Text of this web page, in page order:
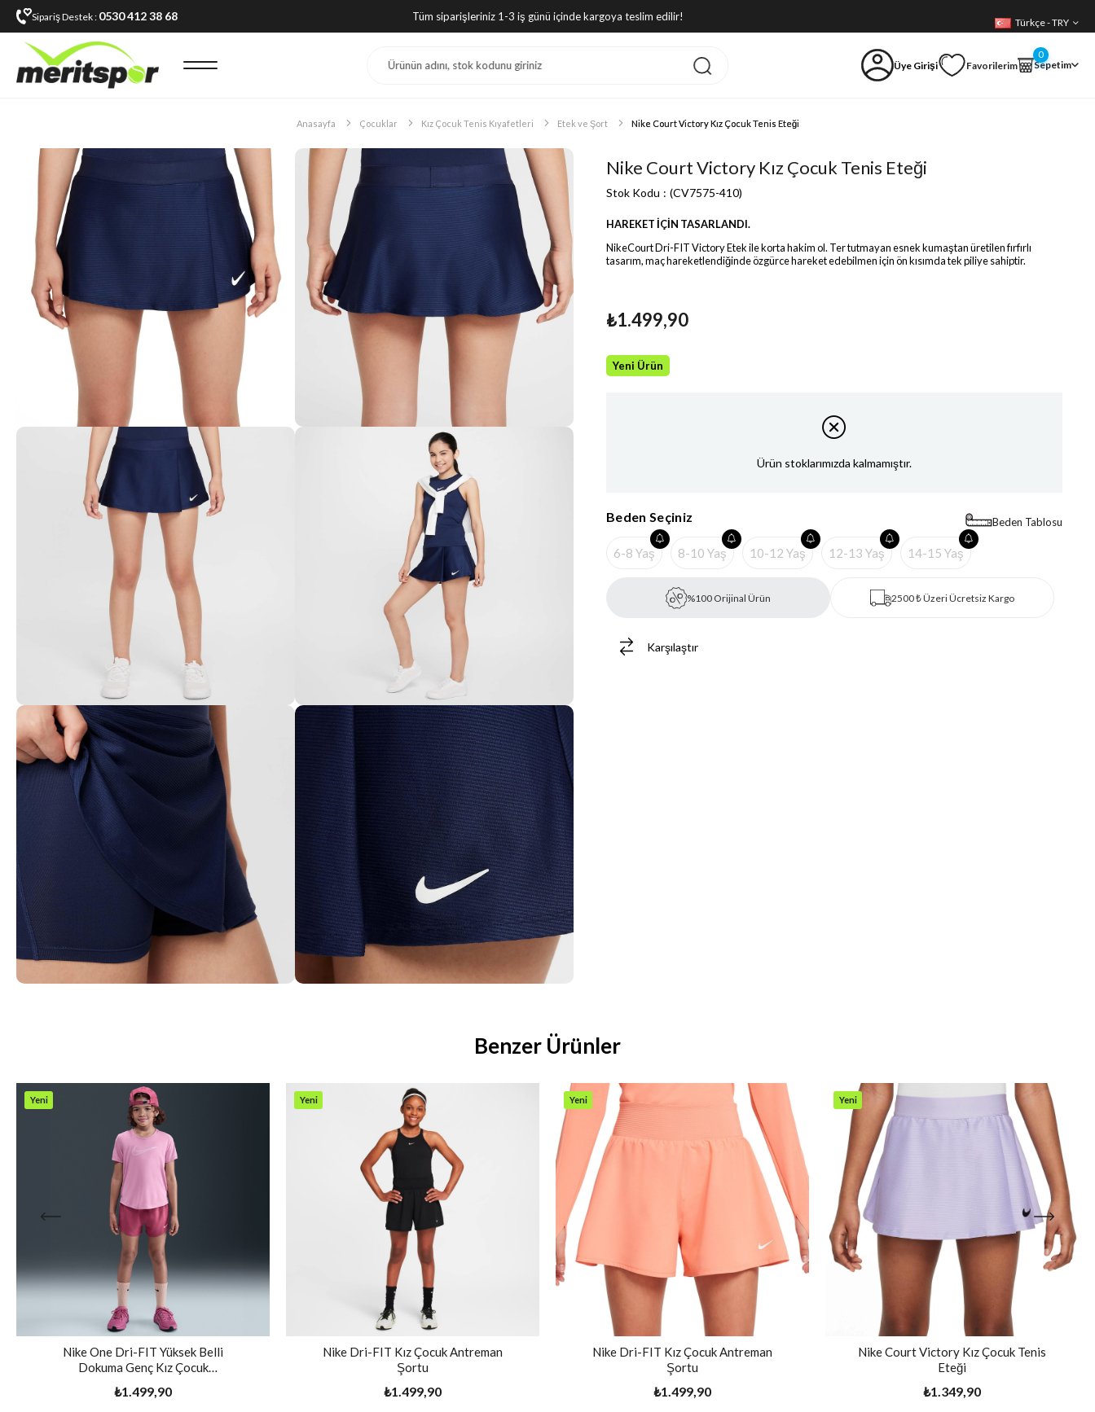
Sipariş Destek : 0530 412 38 68 Tüm siparişleriniz 1-3 iş günü içinde kargoya teslim edilir! Türkçe - TRY
Üye Girişi Favorilerim Sepetim
0
Anasayfa Çocuklar Kız Çocuk Tenis Kıyafetleri Etek ve Şort Nike Court Victory Kız Çocuk Tenis Eteği
Nike Court Victory Kız Çocuk Tenis Eteği
Stok Kodu (CV7575-410)
HAREKET İÇİN TASARLANDI.
NikeCourt Dri-FIT Victory Etek ile korta hakim ol. Ter tutmayan esnek kumaştan üretilen fırfırlı
tasarım, maç hareketlendiğinde özgürce hareket edebilmen için ön kısımda tek piliye sahiptir.
₺1.499,90
Yeni Ürün
Ürün stoklarımızda kalmamıştır.
Beden Tablosu
Beden Seçiniz
6-8 Yaş 8-10 Yaş 10-12 Yaş 12-13 Yaş 14-15 Yaş
%100 Orijinal Ürün 2500 ₺ Üzeri Ücretsiz Kargo
Karşılaştır
Benzer Ürünler
Nike One Dri-FIT Yüksek Belli
Dokuma Genç Kız Çocuk
₺1.499,90
Yeni
Nike Dri-FIT Kız Çocuk Antreman
Şortu
₺1.499,90
Yeni
Nike Dri-FIT Kız Çocuk Antreman
Şortu
₺1.499,90
Yeni
Nike Court Victory Kız Çocuk Tenis
Eteği
₺1.349,90
Yeni
Ürün